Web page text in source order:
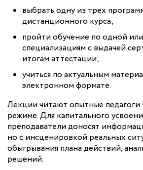
выбрать одну из трех
дистанционного курса;
пройти обучение по одной
специализациям с выдачей
итогам аттестации;
учиться по актуальным
электронном формате.
Лекции читают опытные педагоги
режиме. Для капитального
преподаватели доносят
но с инсценировкой реальных
обыгрывания плана действий,
решений.